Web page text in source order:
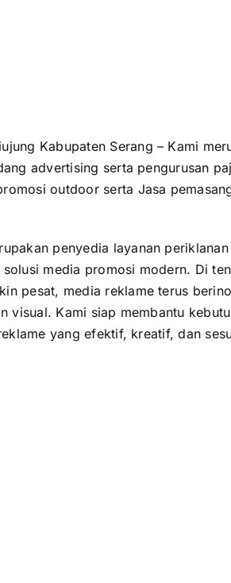
Kabupaten Serang – Kami
advertising serta pengurusan
outdoor serta Jasa
penyedia layanan
media promosi modern. Di
pesat, media reklame terus
visual. Kami siap membantu
yang efektif, kreatif, dan